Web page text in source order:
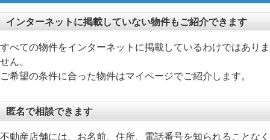
インターネットに掲載していない物件もご紹介できます
すべての物件をインターネットに掲載しているわけではありま
せん。
ご希望の条件に合った物件はマイページでご紹介します。
匿名で相談できます
不動産店舗には、お名前、住所、電話番号を知られることなく